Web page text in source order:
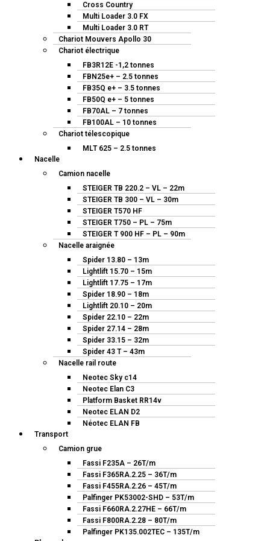
Cross Country
Multi Loader 3.0 FX
Multi Loader 3.0 RT
Chariot Mouvers Apollo 30
Chariot électrique
FB3R12E -1,2 tonnes
FBN25e+ – 2.5 tonnes
FB35Q e+ – 3.5 tonnes
FB50Q e+ – 5 tonnes
FB70AL – 7 tonnes
FB100AL – 10 tonnes
Chariot télescopique
MLT 625 – 2.5 tonnes
Nacelle
Camion nacelle
STEIGER TB 220.2 – VL – 22m
STEIGER TB 300 – VL – 30m
STEIGER T570 HF
STEIGER T750 – PL – 75m
STEIGER T 900 HF – PL – 90m
Nacelle araignée
Spider 13.80 – 13m
Lightlift 15.70 – 15m
Lightlift 17.75 – 17m
Spider 18.90 – 18m
Lightlift 20.10 – 20m
Spider 22.10 – 22m
Spider 27.14 – 28m
Spider 33.15 – 32m
Spider 43 T – 43m
Nacelle rail route
Neotec Sky c14
Neotec Elan C3
Platform Basket RR14v
Neotec ELAN D2
Néotec ELAN FB
Transport
Camion grue
Fassi F235A – 26T/m
Fassi F365RA.2.25 – 36T/m
Fassi F455RA.2.26 – 45T/m
Palfinger PK53002-SHD – 53T/m
Fassi F660RA.2.27HE – 66T/m
Fassi F800RA.2.28 – 80T/m
Palfinger PK135.002TEC – 135T/m